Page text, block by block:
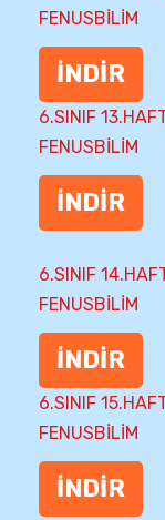
FENUSBİLİM
İNDİR
6.SINIF
FENUSBİLİM
İNDİR
6.SINIF
FENUSBİLİM
İNDİR
6.SINIF
FENUSBİLİM
İNDİR